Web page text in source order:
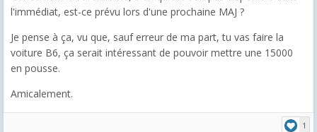
l'immédiat, est-ce prévu lors d'une prochaine MAJ ?
Je pense à ça, vu que, sauf erreur de ma part, tu vas faire la
voiture B6, ça serait intéressant de pouvoir mettre une 15000
en pousse.
Amicalement.
1